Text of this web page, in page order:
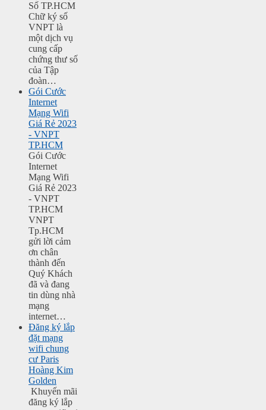
Số TP.HCM
Chữ ký số
VNPT là
một dịch vụ
cung cấp
chứng thư số
của Tập
đoàn…
Gói Cước
Internet
Mạng Wifi
Giá Rẻ 2023
- VNPT
TP.HCM
Gói Cước
Internet
Mạng Wifi
Giá Rẻ 2023
- VNPT
TP.HCM
VNPT
Tp.HCM
gửi lời cảm
ơn chân
thành đến
Quý Khách
đã và đang
tin dùng nhà
mạng
internet…
Đăng ký lắp
đặt mạng
wifi chung
cư Paris
Hoàng Kim
Golden
Khuyến mãi
đăng ký lắp